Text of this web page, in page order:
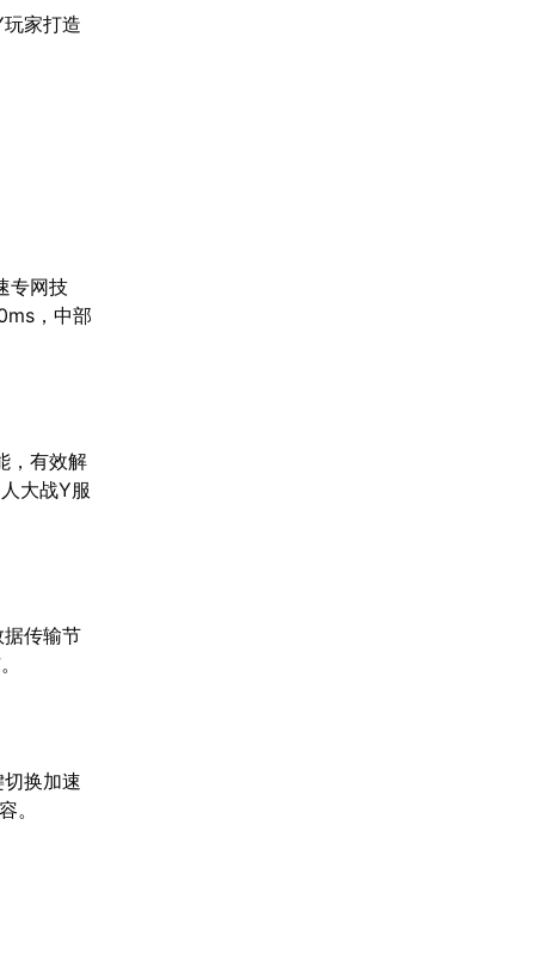
家打造
专网技
，中部
，有效解
大战Y服
传输节
换加速
。